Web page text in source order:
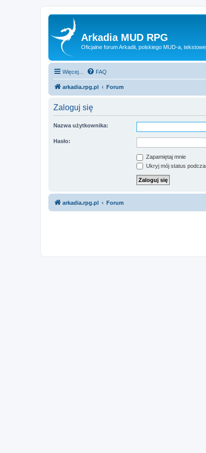
Arkadia MUD RPG
Oficjalne forum Arkadii, polskiego MUD-a,
Więcej… FAQ
arkadia.rpg.pl Forum
Zaloguj się
Nazwa użytkownika:
Hasło:
Zapamiętaj mnie
Ukryj mój status
arkadia.rpg.pl Forum